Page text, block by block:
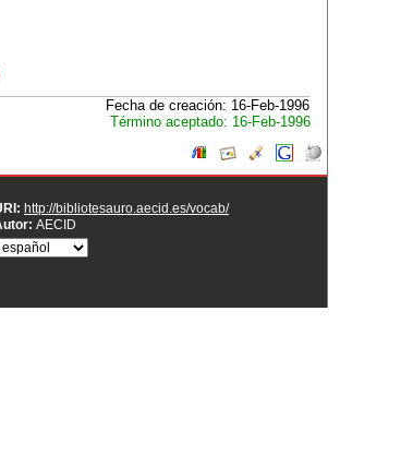
Fecha de creación: 16-Feb-1996
Término aceptado: 16-Feb-1996
http://bibliotesauro.aecid.es/vocab/
AECID